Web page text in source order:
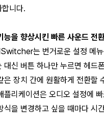
니다.
능을 향상시킨 빠른 사운드 전환
는 번거로운 설정 메뉴
대신 버튼 하나만 누르면 헤드
은 장치 간에 원활하게 전환할
플리케이션은 오디오 설정에
식을 변경하고 싶을 때마다 시